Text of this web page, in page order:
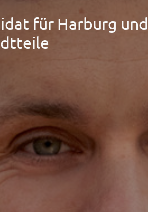
für Harburg und